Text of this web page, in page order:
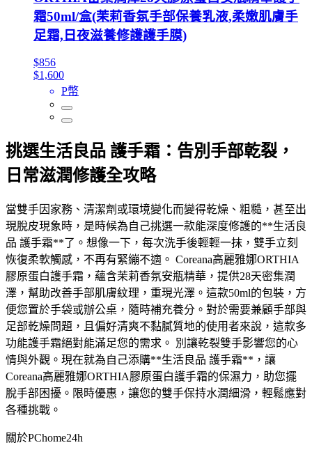
霜50ml/盒(茉莉香氛手部保養乳液,柔嫩肌膚手
足霜,日夜滋養修護護手膜)
$856
$1,600
P幣
挑選生活良品 護手霜：告別手部乾裂，
日常滋潤修護全攻略
當雙手因家務、清潔劑或環境變化而變得乾燥、粗糙，甚至出
現脫皮現象時，是時候為自己挑選一款能深度修護的**生活良
品 護手霜**了。想像一下，每次洗手後輕輕一抹，雙手立刻
恢復柔軟觸感，不再有緊繃不適。 Coreana高麗雅娜ORTHIA
膠原蛋白護手霜，蘊含茉莉香氛安瓶精華，提供28天密集潤
澤，幫助改善手部肌膚紋理，重現光澤。這款50ml的包裝，方
便您置於手袋或辦公桌，隨時補充養分。對於需要兼顧手部與
足部乾燥問題，且偏好清爽不黏膩質地的使用者來說，這款多
功能護手霜絕對能滿足您的需求。 別讓乾裂雙手影響您的心
情與外觀。現在就為自己添購**生活良品 護手霜**，讓
Coreana高麗雅娜ORTHIA膠原蛋白護手霜的保濕力，助您擺
脫手部困擾。限時優惠，讓您的雙手保持水潤細滑，輕鬆應對
各種挑戰。
關於PChome24h